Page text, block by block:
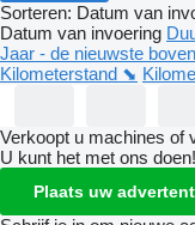
Sorteren: Datum van
Datum van invoering
Jaar - de nieuwste
Kilometerstand ⬊
Verkoopt u machines of
U kunt het met ons doen!
Plaats uw